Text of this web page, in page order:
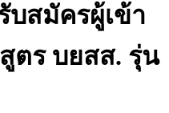
บสมัครผู้เข้า
ตร บยสส. รุ่น